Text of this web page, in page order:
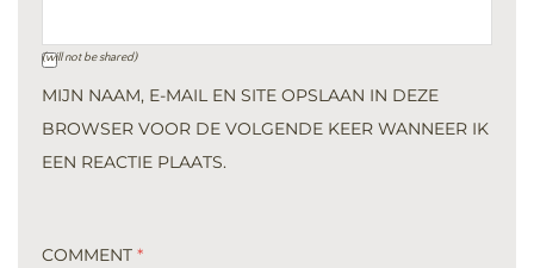
(will not be shared)
MIJN NAAM, E-MAIL EN SITE OPSLAAN IN DEZE
BROWSER VOOR DE VOLGENDE KEER WANNEER IK
EEN REACTIE PLAATS.
COMMENT *